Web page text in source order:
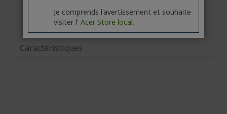
Caractéristiques
Je comprends l'avertissement et souhaite
visiter l' Acer Store local.